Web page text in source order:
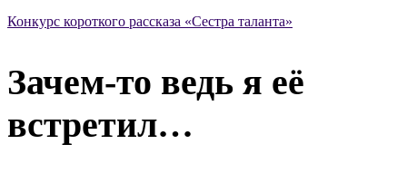
Конкурс короткого рассказа «Сестра таланта»
Зачем-то ведь я её
встретил…